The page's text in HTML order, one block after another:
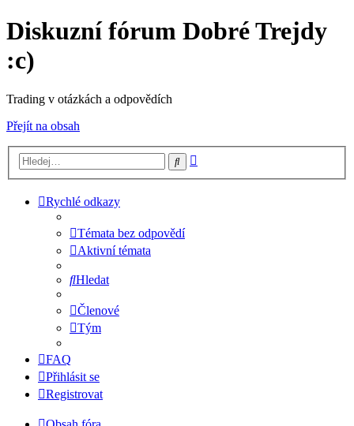
Diskuzní fórum Dobré Trejdy
:c)
Trading v otázkách a odpovědích
Přejít na obsah
Hledat
Rychlé odkazy
Témata bez odpovědí
Aktivní témata
Hledat
Členové
Tým
FAQ
Přihlásit se
Registrovat